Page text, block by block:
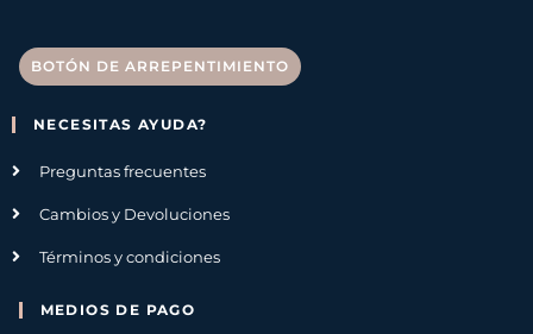
BOTÓN DE ARREPENTIMIENTO
NECESITAS AYUDA?
Preguntas frecuentes
Cambios y Devoluciones
Términos y condiciones
MEDIOS DE PAGO